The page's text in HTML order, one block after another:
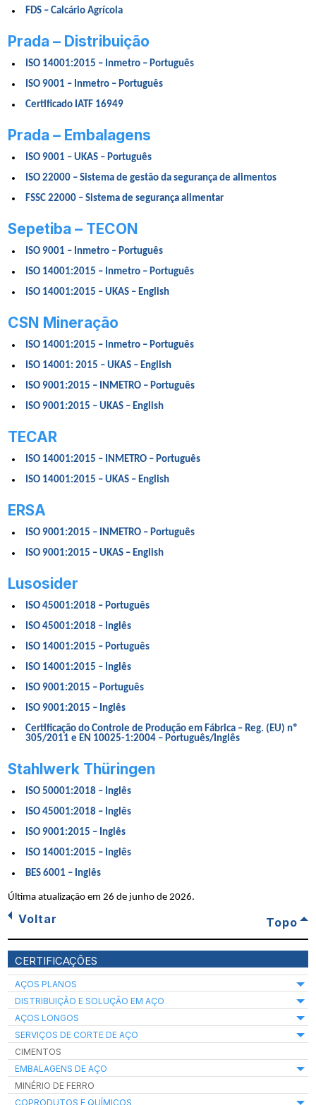
FDS – Calcário Agrícola
Prada – Distribuição
ISO 14001:2015 – Inmetro – Português
ISO 9001 – Inmetro – Português
Certificado IATF 16949
Prada – Embalagens
ISO 9001 – UKAS – Português
ISO 22000 – Sistema de gestão da segurança de alimentos
FSSC 22000 – Sistema de segurança alimentar
Sepetiba – TECON
ISO 9001 – Inmetro – Português
ISO 14001:2015 – Inmetro – Português
ISO 14001:2015 – UKAS – English
CSN Mineração
ISO 14001:2015 – Inmetro – Português
ISO 14001: 2015 – UKAS – English
ISO 9001:2015 – INMETRO – Português
ISO 9001:2015 – UKAS – English
TECAR
ISO 14001:2015 – INMETRO – Português
ISO 14001:2015 – UKAS – English
ERSA
ISO 9001:2015 – INMETRO – Português
ISO 9001:2015 – UKAS – English
Lusosider
ISO 45001:2018 – Português
ISO 45001:2018 – Inglês
ISO 14001:2015 – Português
ISO 14001:2015 – Inglês
ISO 9001:2015 – Português
ISO 9001:2015 – Inglês
Certificação do Controle de Produção em Fábrica – Reg. (EU) nº
305/2011 e EN 10025-1:2004 – Português/Inglês
Stahlwerk Thüringen
ISO 50001:2018 – Inglês
ISO 45001:2018 – Inglês
ISO 9001:2015 – Inglês
ISO 14001:2015 – Inglês
BES 6001 – Inglês
Última atualização em26 de junho de 2026.
Voltar Topo
CERTIFICAÇÕES
AÇOS PLANOS
DISTRIBUIÇÃO E SOLUÇÃO EM AÇO
AÇOS LONGOS
SERVIÇOS DE CORTE DE AÇO
CIMENTOS
EMBALAGENS DE AÇO
MINÉRIO DE FERRO
COPRODUTOS E QUÍMICOS